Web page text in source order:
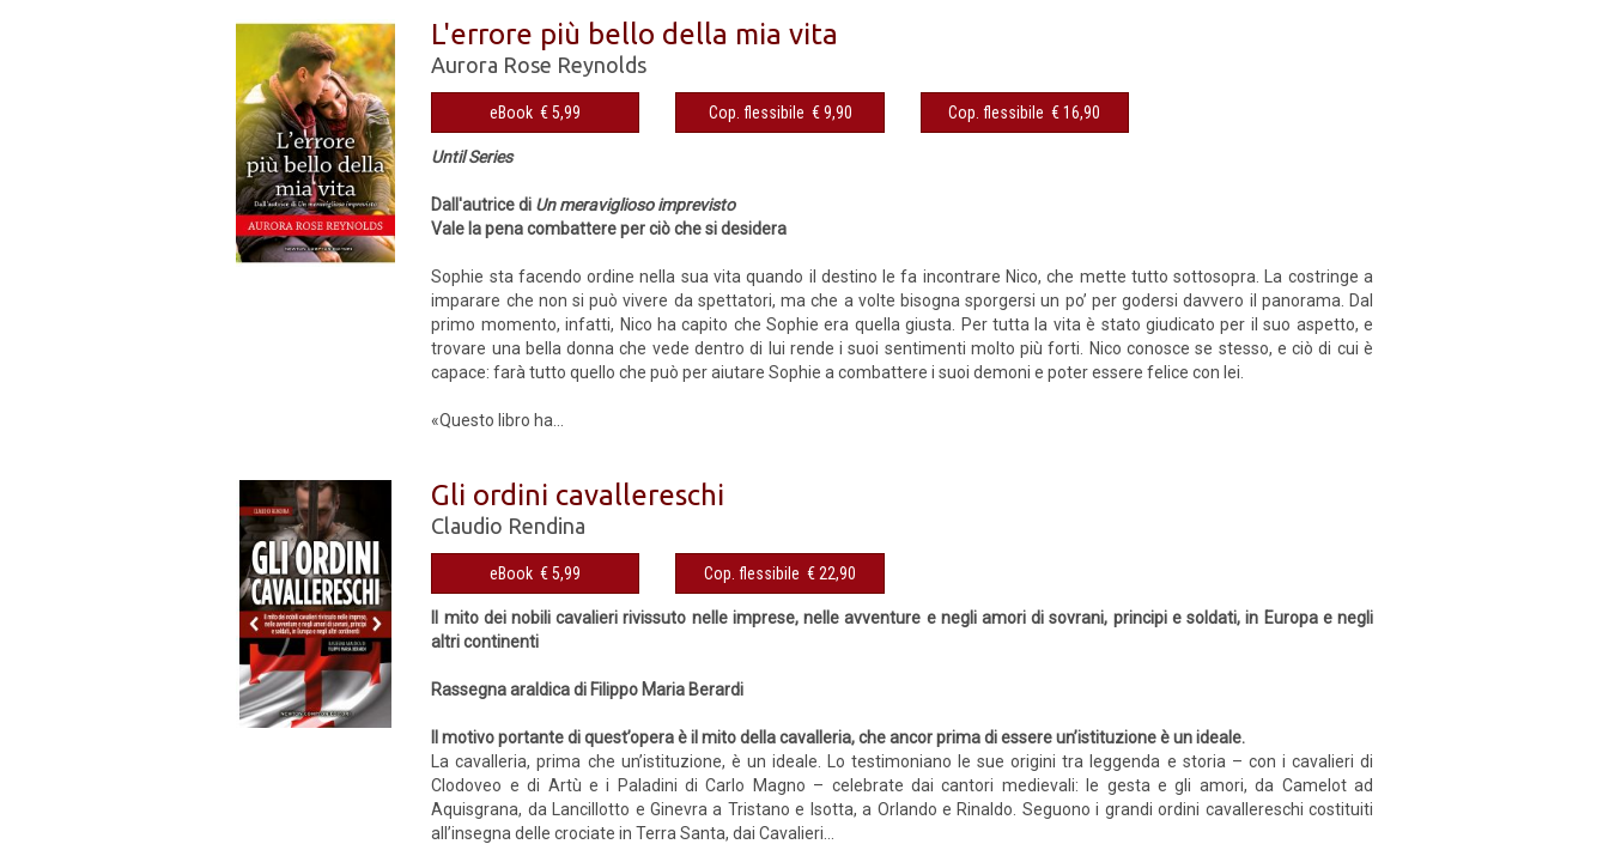
L'errore più bello della mia vita
Aurora Rose Reynolds
eBook € 5,99 Cop. flessibile € 9,90 Cop. flessibile € 16,90
Until Series
Dall'autrice di Un meraviglioso imprevisto
Vale la pena combattere per ciò che si desidera
Sophie sta facendo ordine nella sua vita quando il destino le fa incontrare Nico, che mette tutto sottosopra. La costringe a
imparare che non si può vivere da spettatori, ma che a volte bisogna sporgersi un po’ per godersi davvero il panorama. Dal
primo momento, infatti, Nico ha capito che Sophie era quella giusta. Per tutta la vita è stato giudicato per il suo aspetto, e
trovare una bella donna che vede dentro di lui rende i suoi sentimenti molto più forti. Nico conosce se stesso, e ciò di cui è
capace: farà tutto quello che può per aiutare Sophie a combattere i suoi demoni e poter essere felice con lei.
«Questo libro ha...
Gli ordini cavallereschi
Claudio Rendina
eBook € 5,99 Cop. flessibile € 22,90
Il mito dei nobili cavalieri rivissuto nelle imprese, nelle avventure e negli amori di sovrani, principi e soldati, in Europa e negli
altri continenti
Rassegna araldica di Filippo Maria Berardi
Il motivo portante di quest’opera è il mito della cavalleria, che ancor prima di essere un’istituzione è un ideale.
La cavalleria, prima che un’istituzione, è un ideale. Lo testimoniano le sue origini tra leggenda e storia – con i cavalieri di
Clodoveo e di Artù e i Paladini di Carlo Magno – celebrate dai cantori medievali: le gesta e gli amori, da Camelot ad
Aquisgrana, da Lancillotto e Ginevra a Tristano e Isotta, a Orlando e Rinaldo. Seguono i grandi ordini cavallereschi costituiti
all’insegna delle crociate in Terra Santa, dai Cavalieri...